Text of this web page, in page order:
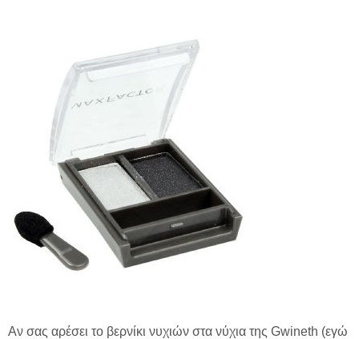
Αν σας αρέσει το βερνίκι νυχιών στα νύχια της Gwineth (εγώ